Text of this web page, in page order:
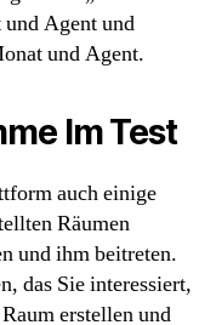
Agent und
und Agent.
Im Test
auch einige
Räumen
und ihm beitreten.
das Sie interessiert,
erstellen und